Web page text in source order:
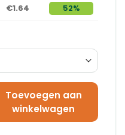
€1.64 52%
mm - 70 µm aantal
Toevoegen aan
winkelwagen